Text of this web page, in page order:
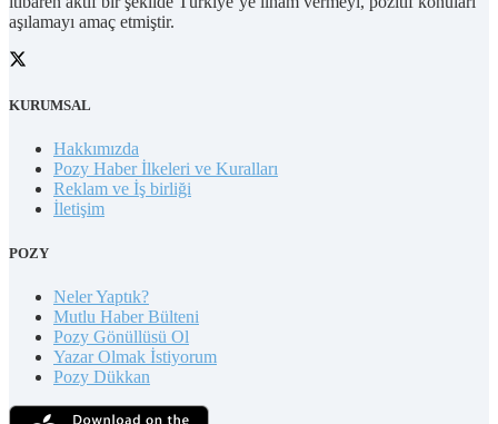
aşılamayı amaç etmiştir.
KURUMSAL
Hakkımızda
Pozy Haber İlkeleri ve Kuralları
Reklam ve İş birliği
İletişim
POZY
Neler Yaptık?
Mutlu Haber Bülteni
Pozy Gönüllüsü Ol
Yazar Olmak İstiyorum
Pozy Dükkan